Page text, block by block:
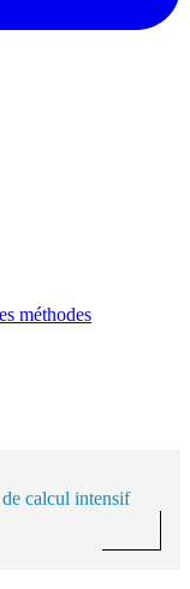
méthodes
calcul intensif